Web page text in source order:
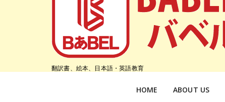
翻訳書、絵本、日本語・英語教育
HOME ABOUT US